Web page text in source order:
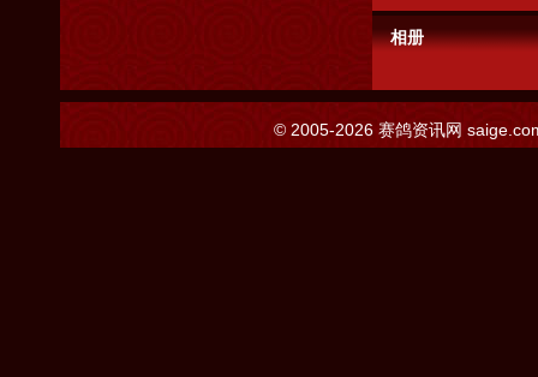
相册
© 2005-2026 赛鸽资讯网